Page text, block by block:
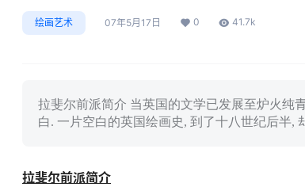
绘画艺术 07年5月17日 0 41.7k
拉斐尔前派简介 当英国的文学已发展至炉火纯
白. 一片空白的英国绘画史, 到了十八世纪后半,
拉斐尔前派简介